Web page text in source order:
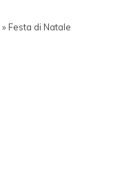
» Festa di Natale